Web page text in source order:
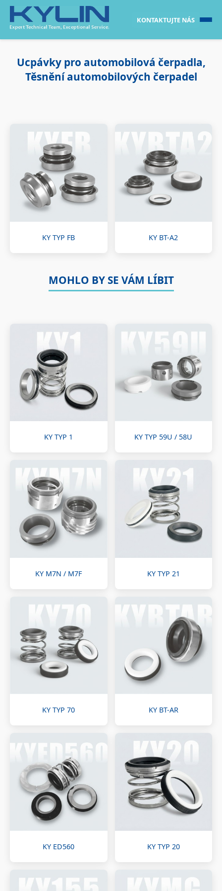
KONTAKTUJTE NÁS
Ucpávky pro automobilová čerpadla,
Těsnění automobilových čerpadel
KY TYP FB KY BT-A2
MOHLO BY SE VÁM LÍBIT
KY TYP 1 KY TYP 59U / 58U
KY M7N / M7F KY TYP 21
KY TYP 70 KY BT-AR
KY ED560 KY TYP 20